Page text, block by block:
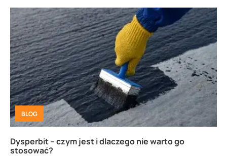
BLOG
Dysperbit – czym jest i dlaczego nie warto go
stosować?